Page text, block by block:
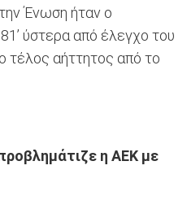
Ένωση ήταν ο
ύστερα από έλεγχο του
τέλος αήττητος από το
η ΑΕΚ με